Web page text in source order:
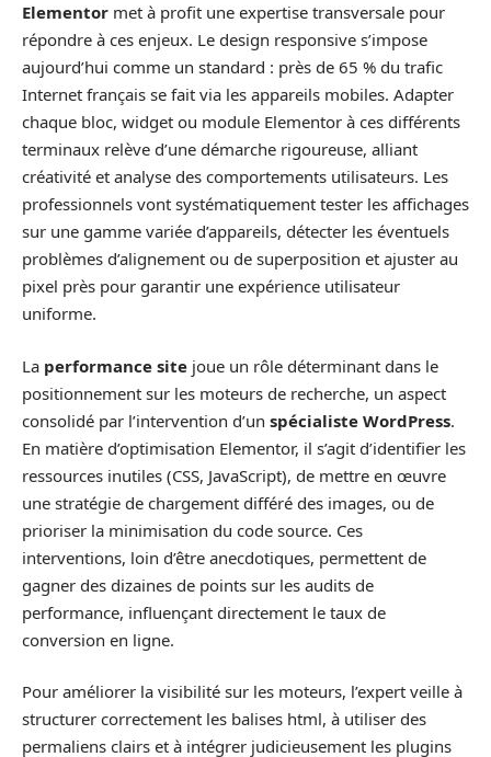
Elementor met à profit une expertise transversale pour
répondre à ces enjeux. Le design responsive s’impose
aujourd’hui comme un standard : près de 65 % du trafic
Internet français se fait via les appareils mobiles. Adapter
chaque bloc, widget ou module Elementor à ces différents
terminaux relève d’une démarche rigoureuse, alliant
créativité et analyse des comportements utilisateurs. Les
professionnels vont systématiquement tester les affichages
sur une gamme variée d’appareils, détecter les éventuels
problèmes d’alignement ou de superposition et ajuster au
pixel près pour garantir une expérience utilisateur
uniforme.
La performance site joue un rôle déterminant dans le
positionnement sur les moteurs de recherche, un aspect
consolidé par l’intervention d’un spécialiste WordPress.
En matière d’optimisation Elementor, il s’agit d’identifier les
ressources inutiles (CSS, JavaScript), de mettre en œuvre
une stratégie de chargement différé des images, ou de
prioriser la minimisation du code source. Ces
interventions, loin d’être anecdotiques, permettent de
gagner des dizaines de points sur les audits de
performance, influençant directement le taux de
conversion en ligne.
Pour améliorer la visibilité sur les moteurs, l’expert veille à
structurer correctement les balises html, à utiliser des
permaliens clairs et à intégrer judicieusement les plugins